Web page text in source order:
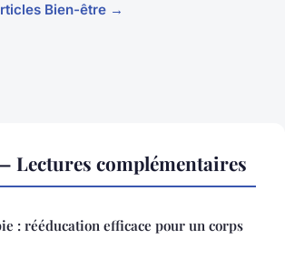
Bien-être →
Lectures complémentaires
: rééducation efficace pour un corps